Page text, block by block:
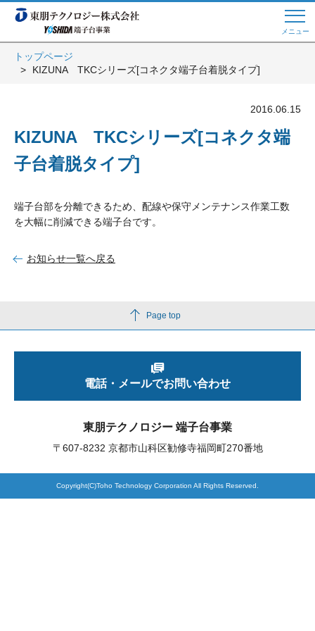
メニュー
Web商談 ご希望の方はこちら
電話・メールでお問い合わせ
製品検索
トップページ
KIZUNA TKCシリーズ[コネクタ端子台着脱タイプ]
2016.06.15
KIZUNA TKCシリーズ[コネクタ端
子台着脱タイプ]
端子台部を分離できるため、配線や保守メンテナンス作業工数
を大幅に削減できる端子台です。
お知らせ一覧へ戻る
Page top
東朋テクノロジー 端子台事業
〒607-8232 京都市山科区勧修寺福岡町270番地
電話・メールでお問い合わせ
Copyright(C)Toho Technology Corporation All Rights Reserved.